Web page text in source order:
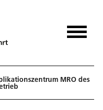
MRO des